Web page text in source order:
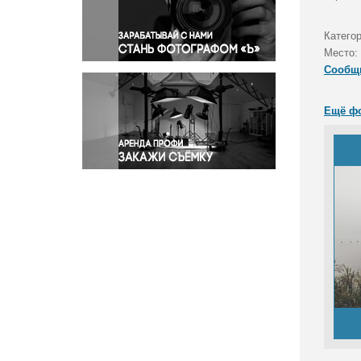
Правосудие
Происшествия и конфликты
Религия
Светская жизнь
Спорт
Экология
Экономика и бизнес
Место:
Ещё